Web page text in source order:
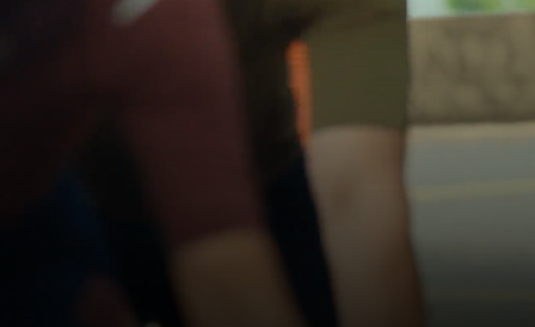
Vsaka vožnja
je spomin